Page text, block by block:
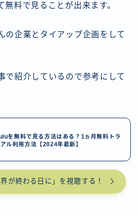
無料で見ることが出来ます。
の企業とタイアップ企画をして
で紹介しているので参考にして
を無料で見る方法はある？1ヵ月無料トラ
ル利用方法【2024年最新】
が終わる日に」を視聴する！